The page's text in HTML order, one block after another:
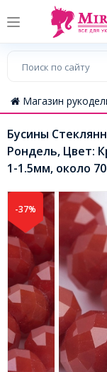
Магазин
Бусины
Рондель, Цвет:
1-1.5мм, около
-37%